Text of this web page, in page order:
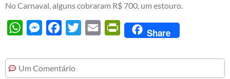
No Carnaval, alguns cobraram R$ 700, um estouro.
WhatsAppMessengerFacebook
Twitter Email PrintFriendly
Share
Um Comentário